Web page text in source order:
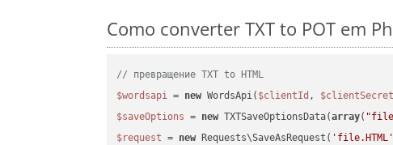
Como converter TXT to POT em
// превращение TXT to HTML
$wordsapi = new WordsApi( $clientId , $clientSecret
$saveOptions = new TXTSaveOptionsData(array(
$request = new Requests\SaveAsRequest( 'file.HTML'